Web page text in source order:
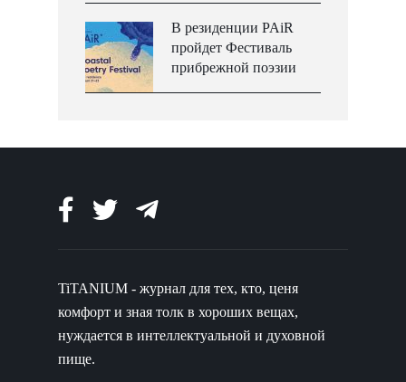
В резиденции PAiR
пройдет Фестиваль
прибрежной поэзии
TiTANIUM - журнал для тех, кто, ценя
комфорт и зная толк в хороших вещах,
нуждается в интеллектуальной и духовной
пище.